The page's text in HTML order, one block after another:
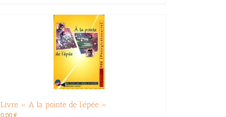
Livre « A la pointe de l’épée »
0,00€